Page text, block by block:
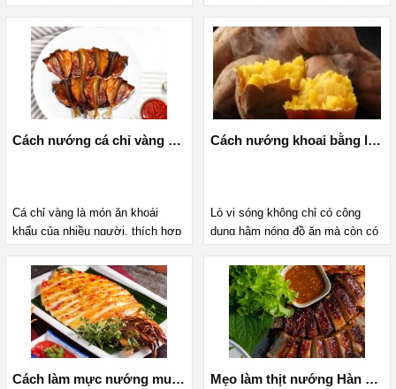
lò nướng, lò vi sóng? Đừng lo,
bài viết dưới đây, MediaMart sẽ
chỉ cho bạn cách làm bánh pizza
bằng chảo chống dính siêu dễ.
Cùng theo dõi nhé!
chuẩn vị mà không cần đến lò
nướng. Hãy cùng MediaMart tìm
hiểu cách làm pizza bằng lò vi
sóng chỉ với vài bước đơn giản
trong bài viết này nhé!
Cách nướng cá chỉ vàng bằng nồi chiên không dầu thơm ngon, vàng giòn
Cá chỉ vàng là món ăn khoái
khẩu của nhiều người, thích hợp
Hãy cùng vào bếp với MediaMart
và “bỏ túi” ngay cách nướng cá
chỉ vàng bằng nồi chiên không
dầu thơm ngon, vàng giòn dưới
đây.
Cách nướng khoai bằng lò vi sóng thơm ngon mà lại siêu nhanh chóng
Lò vi sóng không chỉ có công
dụng hâm nóng đồ ăn mà còn có
khoai vô cùng tiện lợi. Dưới đây
là cách nướng khoai bằng lò vi
sóng thơm ngon mà lại siêu
nhanh, đơn giản. Cùng theo dõi
nhé!
Cách làm mực nướng muối ớt siêu ngon bằng nồi chiên không dầu Mẹo làm thịt nướng Hàn Quốc bằng nồi chiên không dầu cực đơn giản